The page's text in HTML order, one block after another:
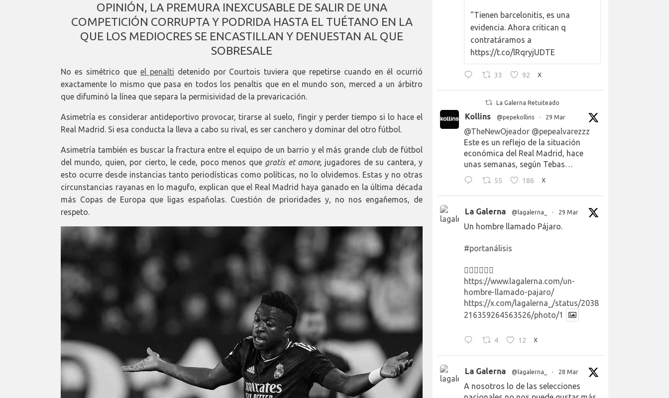
OPINIÓN, LA PREMURA INEXCUSABLE DE SALIR DE UNA
COMPETICIÓN CORRUPTA Y PODRIDA HASTA EL TUÉTANO EN LA
QUE LOS MEDIOCRES SE ENCASTILLAN Y DENUESTAN AL QUE
SOBRESALE
No es simétrico que el penalti detenido por Courtois tuviera que repetirse cuando en él ocurrió
exactamente lo mismo que pasa en todos los penaltis que en el mundo son, merced a un árbitro
que difuminó la línea que separa la permisividad de la prevaricación.
Asimetría es considerar antideportivo provocar, tirarse al suelo, fingir y perder tiempo si lo hace el
Real Madrid. Si esa conducta la lleva a cabo su rival, es ser canchero y dominar del otro fútbol.
Asimetría también es buscar la fractura entre el equipo de un barrio y el más grande club de fútbol
del mundo, quien, por cierto, le cede, poco menos que gratis et amore, jugadores de su cantera, y
esto ocurre desde instancias tanto periodísticas como políticas, no lo olvidemos. Estas y no otras
circunstancias rayanas en lo magufo, explican que el Real Madrid haya ganado en la última década
más Copas de Europa que ligas españolas. Cuestión de prioridades y, no nos engañemos, de
respeto.
"Tienen barcelonitis, es una
evidencia. Ahora critican q
contratáramos a
https://t.co/lRqryjUDTE
33 92 X
La Galerna Retuiteado
Kollins @pepekollins · 29 Mar
@TheNewOjeador @pepealvarezzz
Este es un reflejo de la situación
económica del Real Madrid, hace
unas semanas, según Tebas…
55 186 X
La Galerna @lagalerna_ · 29 Mar
Un hombre llamado Pájaro.
#portanálisis
👉🏻👉🏻👉🏻
https://www.lagalerna.com/un-
hombre-llamado-pajaro/
https://x.com/lagalerna_/status/2038
216359264563526/photo/1
4 12 X
La Galerna @lagalerna_ · 28 Mar
A nosotros lo de las selecciones